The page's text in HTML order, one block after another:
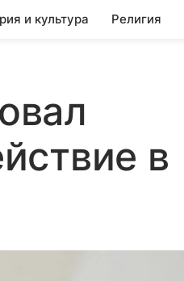
и культура Религия
в